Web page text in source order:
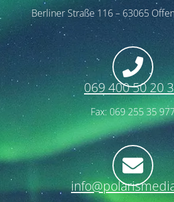
Berliner Straße 116 – 63065
069 400 50 20
Fax: 069 255 35